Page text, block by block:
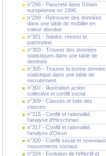
n°296 - Pauvreté dans l'Union
européenne en 1996.
n°299 - Retrouver des données
dans une table de mobilité en
valeur absolue
n°301 - Salaire, revenu et
patrimoine.
n°303 - Trouver des données
statistiques dans une table de
destinée
n°305 - Trouver la bonne donnée
statistique dans une table de
recrutement.
n°307 - Illustration action
collective et conflit social
n°309 - Classes et lutte des
classes
n°315 - Conflit et rationalité:
l'analyse d'Hirschman
n°317 - Conflit et rationalité:
l'analyse d'Olson
n°320 - Conflit social et nouveaux
mouvements sociaux
n°324 - Evolution de l'effectif et